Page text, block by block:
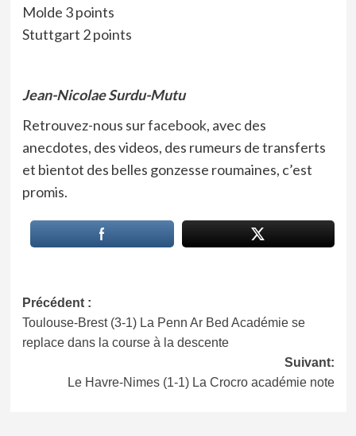
Molde 3 points
Stuttgart 2 points
Jean-Nicolae Surdu-Mutu
Retrouvez-nous surfacebook, avec des
anecdotes, des videos, des rumeurs de transferts
et bientot des belles gonzesse roumaines, c’est
promis.
Navigation
d’article
Précédent :
Toulouse-Brest (3-1) La Penn Ar Bed Académie se
replace dans la course à la descente
Suivant:
Le Havre-Nimes (1-1) La Crocro académie note